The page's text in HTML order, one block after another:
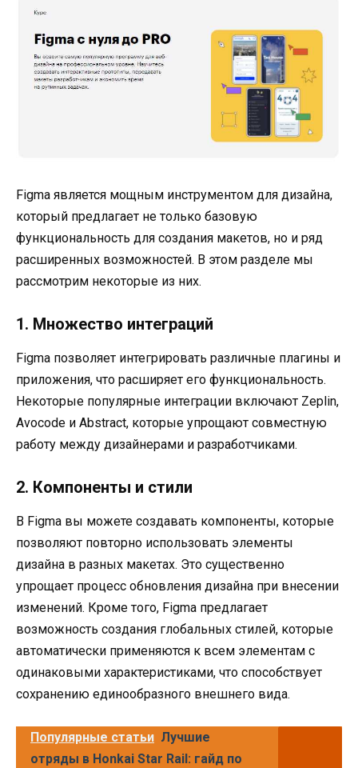
Figma является мощным инструментом для дизайна,
который предлагает не только базовую
функциональность для создания макетов, но и ряд
расширенных возможностей. В этом разделе мы
рассмотрим некоторые из них.
1. Множество интеграций
Figma позволяет интегрировать различные плагины и
приложения, что расширяет его функциональность.
Некоторые популярные интеграции включают Zeplin,
Avocode и Abstract, которые упрощают совместную
работу между дизайнерами и разработчиками.
2. Компоненты и стили
В Figma вы можете создавать компоненты, которые
позволяют повторно использовать элементы
дизайна в разных макетах. Это существенно
упрощает процесс обновления дизайна при внесении
изменений. Кроме того, Figma предлагает
возможность создания глобальных стилей, которые
автоматически применяются к всем элементам с
одинаковыми характеристиками, что способствует
сохранению единообразного внешнего вида.
Популярные статьи Лучшие
отряды в Honkai Star Rail: гайд по